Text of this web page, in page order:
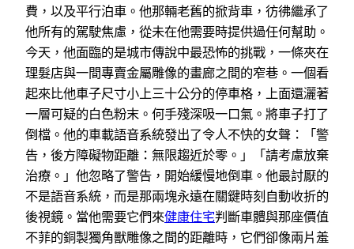
費，以及平行泊車。他那輛老舊的掀背車，彷彿繼承了
他所有的駕駛焦慮，從未在他需要時提供過任何幫助。
今天，他面臨的是城市傳說中最恐怖的挑戰，一條夾在
理髮店與一間專賣金屬雕像的畫廊之間的窄巷。一個看
起來比他車子尺寸小上三十公分的停車格，上面還灑著
一層可疑的白色粉末。何手殘深吸一口氣。將車子打了
倒檔。他的車載語音系統發出了令人不快的女聲：「警
告，後方障礙物距離：無限趨近於零。」「請考慮放棄
治療。」他忽略了警告，開始緩慢地倒車。他最討厭的
不是語音系統，而是那兩塊永遠在關鍵時刻自動收折的
後視鏡。當他需要它們來健康住宅判斷車體與那座價值
不菲的銅製獨角獸雕像之間的距離時，它們卻像兩片羞